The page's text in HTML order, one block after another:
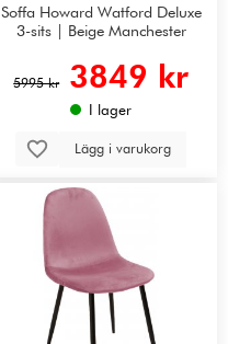
Soffa Howard Watford Deluxe
3-sits | Beige Manchester
5995 kr 3849 kr
I lager
Lägg i varukorg